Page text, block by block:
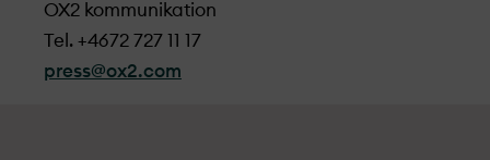
OX2 kommunikation
Tel. +4672 727 11 17
press@ox2.com